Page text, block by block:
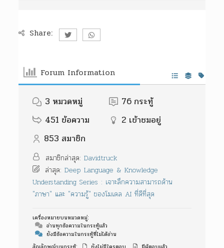
Share:
Forum Information
3 หมวดหมู่ 76 กระทู้
451 ข้อความ 2 เข้าชมอยู่
853 สมาชิก
สมาชิกล่าสุด: Davidtruck
ล่าสุด: Deep Language & Knowledge
Understanding Series : เจาะลึกความสามารถด้าน
"ภาษา" และ "ความรู้" ของโมเดล AI ที่ดีที่สุด
เครื่องหมายบนหมวดหมู่:
อ่านทุกข้อความในกระทู้แล้ว
ยังมีข้อความในกระทู้ที่ไม่ได้อ่าน